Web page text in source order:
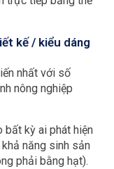
kế / kiểu dáng
nhất với số
nông nghiệp
bất kỳ ai phát hiện
năng sinh sản
phải bằng hạt).